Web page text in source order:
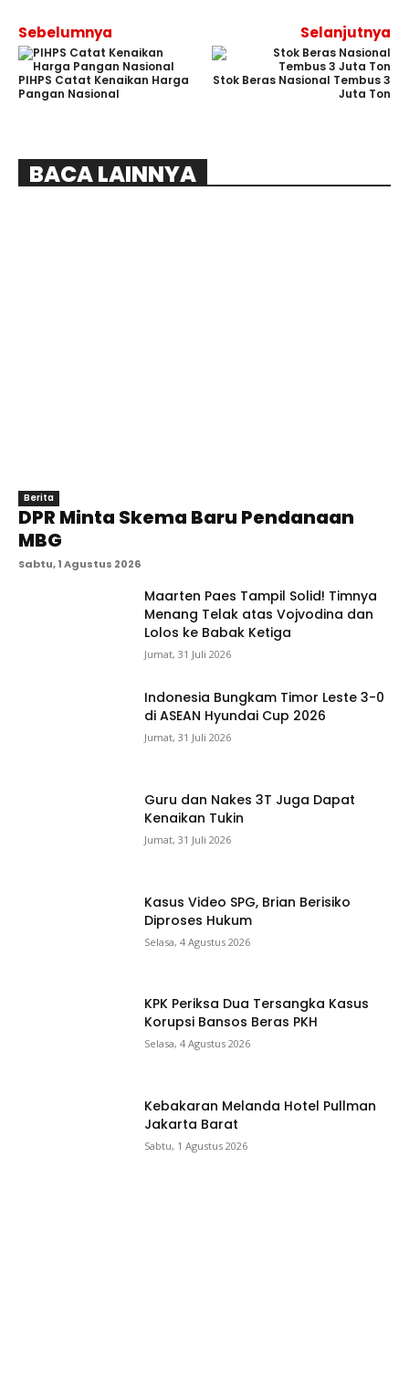
Sebelumnya
PIHPS Catat Kenaikan Harga
Pangan Nasional
Selanjutnya
Stok Beras Nasional Tembus 3
Juta Ton
BACA LAINNYA
Berita
DPR Minta Skema Baru Pendanaan
MBG
Sabtu, 1 Agustus 2026
Maarten Paes Tampil Solid! Timnya
Menang Telak atas Vojvodina dan
Lolos ke Babak Ketiga
Jumat, 31 Juli 2026
Indonesia Bungkam Timor Leste 3-0
di ASEAN Hyundai Cup 2026
Jumat, 31 Juli 2026
Guru dan Nakes 3T Juga Dapat
Kenaikan Tukin
Jumat, 31 Juli 2026
Kasus Video SPG, Brian Berisiko
Diproses Hukum
Selasa, 4 Agustus 2026
KPK Periksa Dua Tersangka Kasus
Korupsi Bansos Beras PKH
Selasa, 4 Agustus 2026
Kebakaran Melanda Hotel Pullman
Jakarta Barat
Sabtu, 1 Agustus 2026